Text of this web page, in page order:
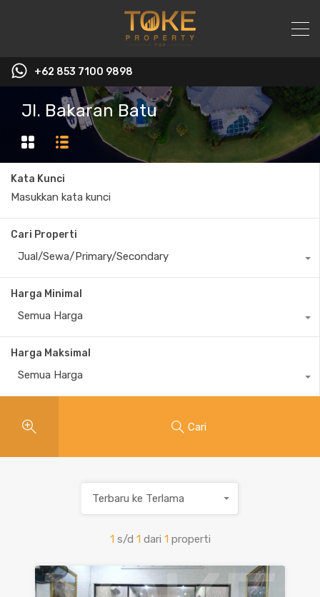
+62 853 7100 9898‬
Jl. Bakaran Batu
Kata Kunci
Cari Properti
Jual/Sewa/Primary/Secondary
Harga Minimal
Semua Harga
Harga Maksimal
Semua Harga
Cari
1 s/d 1 dari 1 properti
Terbaru ke Terlama